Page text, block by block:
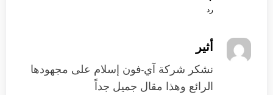
رد
أثير
نشكر شركة آي-فون إسلام على مجهودها
الرائع وهذا مقال جميل جداً